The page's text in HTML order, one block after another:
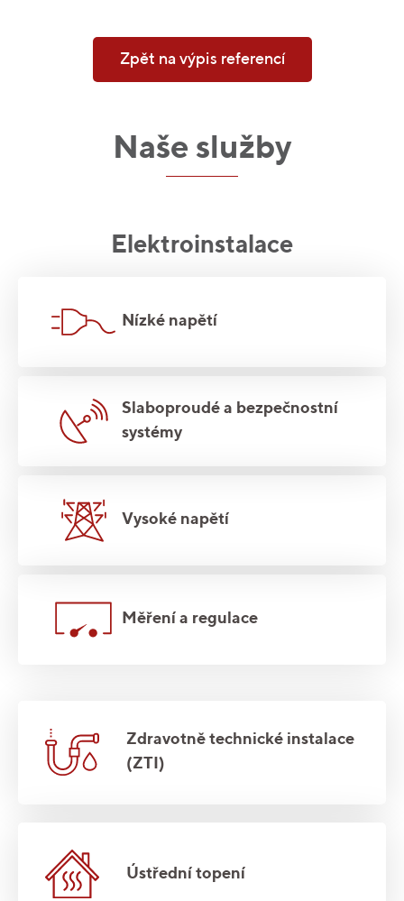
Zpět na výpis referencí
Naše služby
Elektroinstalace
Nízké napětí
Slaboproudé a bezpečnostní
systémy
Vysoké napětí
Měření a regulace
Zdravotně technické instalace
(ZTI)
Ústřední topení